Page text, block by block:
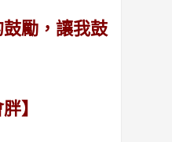
勵，讓我鼓
】